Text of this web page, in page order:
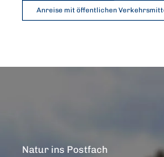
Anreise mit öffentlichen
Natur ins Postfach